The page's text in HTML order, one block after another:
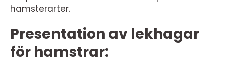
hamsterarter.
Presentation av lekhagar
för hamstrar: